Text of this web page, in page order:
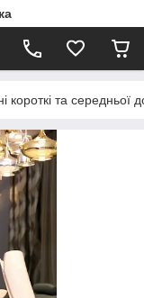
короткі та середньої